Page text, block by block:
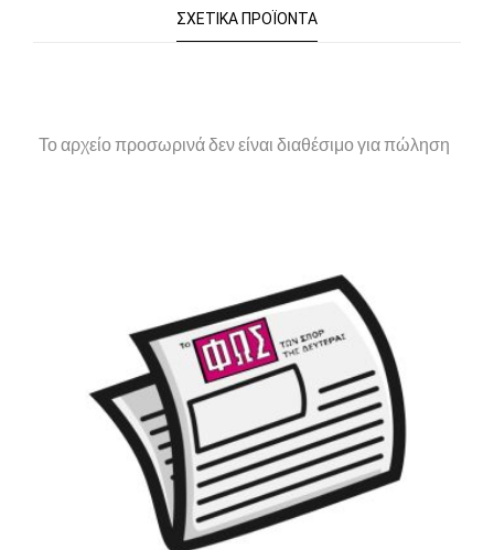
ΣΧΕΤΙΚΆ ΠΡΟΪΌΝΤΑ
Το αρχείο προσωρινά δεν είναι διαθέσιμο για πώληση